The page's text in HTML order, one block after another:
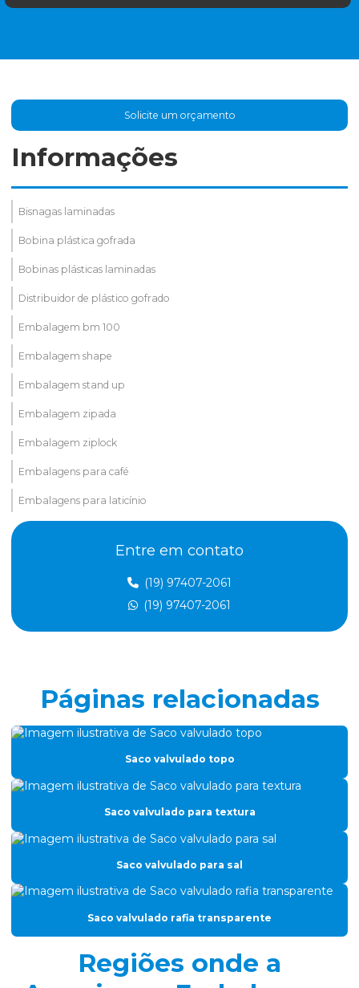
Solicite um orçamento
Informações
Bisnagas laminadas
Bobina plástica gofrada
Bobinas plásticas laminadas
Distribuidor de plástico gofrado
Embalagem bm 100
Embalagem shape
Embalagem stand up
Embalagem zipada
Embalagem ziplock
Embalagens para café
Embalagens para laticínio
Embalagens nylon poli
Embalegem valvulada para pó
Fabrica de saco valvulado
Filme de alumínio para produtos finos
Filme gofrado para perfil de alumínio
Filme para leites e derivados
Filme nylon poli para congelados
Filme plástico sr coex
Filme termoencolhivel para vácuo
Entre em contato
(19) 97407-2061
(19) 97407-2061
Páginas relacionadas
Saco valvulado topo
Saco valvulado para textura
Saco valvulado para sal
Saco valvulado rafia transparente
Regiões onde a